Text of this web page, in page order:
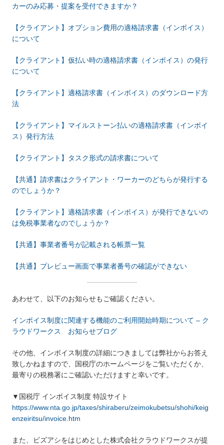
カーのみ応募・提案を受付できますか？
【クライアント】オプション費用の適格請求書（インボイス）
について
【クライアント】仮払い時の適格請求書（インボイス）の発行
について
【クライアント】適格請求書（インボイス）のダウンロード方
法
【クライアント】マイルストーン払いの適格請求書（インボイ
ス）発行方法
【クライアント】タスク形式の請求書について
【共通】請求書はクライアント・ワーカーのどちらが発行する
のでしょうか？
【クライアント】適格請求書（インボイス）が発行できないの
は免税事業者なのでしょうか？
【共通】事業者番号が記載される帳票一覧
【共通】プレビュー画面で事業者番号の確認ができない
あわせて、以下のお知らせもご確認ください。
インボイス制度に関連する機能のご利用開始時期について – ク
ラウドワークス お知らせブログ
その他、インボイス制度の詳細につきましては弊社からお答え
致しかねますので、国税庁のホームページをご覧いただくか、
最寄りの税務署にご確認いただけますと幸いです。
▼国税庁 インボイス制度 特設サイト
https://www.nta.go.jp/taxes/shiraberu/zeimokubetsu/shohi/keig
enzeiritsu/invoice.htm
また、ビズアシをはじめとした株式会社クラウドワークスが提